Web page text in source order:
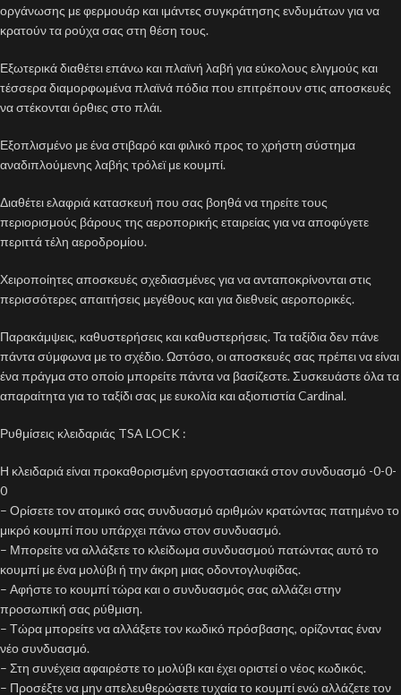
οργάνωσης με φερμουάρ και ιμάντες συγκράτησης ενδυμάτων για να
κρατούν τα ρούχα σας στη θέση τους.
Εξωτερικά διαθέτει επάνω και πλαϊνή λαβή για εύκολους ελιγμούς και
τέσσερα διαμορφωμένα πλαϊνά πόδια που επιτρέπουν στις αποσκευές
να στέκονται όρθιες στο πλάι.
Εξοπλισμένο με ένα στιβαρό και φιλικό προς το χρήστη σύστημα
αναδιπλούμενης λαβής τρόλεϊ με κουμπί.
Διαθέτει ελαφριά κατασκευή που σας βοηθά να τηρείτε τους
περιορισμούς βάρους της αεροπορικής εταιρείας για να αποφύγετε
περιττά τέλη αεροδρομίου.
Χειροποίητες αποσκευές σχεδιασμένες για να ανταποκρίνονται στις
περισσότερες απαιτήσεις μεγέθους και για διεθνείς αεροπορικές.
Παρακάμψεις, καθυστερήσεις και καθυστερήσεις. Τα ταξίδια δεν πάνε
πάντα σύμφωνα με το σχέδιο. Ωστόσο, οι αποσκευές σας πρέπει να είναι
ένα πράγμα στο οποίο μπορείτε πάντα να βασίζεστε. Συσκευάστε όλα τα
απαραίτητα για το ταξίδι σας με ευκολία και αξιοπιστία Cardinal.
Ρυθμίσεις κλειδαριάς TSA LOCK :
Η κλειδαριά είναι προκαθορισμένη εργοστασιακά στον συνδυασμό -0-0-
0
– Ορίσετε τον ατομικό σας συνδυασμό αριθμών κρατώντας πατημένο το
μικρό κουμπί που υπάρχει πάνω στον συνδυασμό.
– Μπορείτε να αλλάξετε το κλείδωμα συνδυασμού πατώντας αυτό το
κουμπί με ένα μολύβι ή την άκρη μιας οδοντογλυφίδας.
– Αφήστε το κουμπί τώρα και ο συνδυασμός σας αλλάζει στην
προσωπική σας ρύθμιση.
– Τώρα μπορείτε να αλλάξετε τον κωδικό πρόσβασης, ορίζοντας έναν
νέο συνδυασμό.
– Στη συνέχεια αφαιρέστε το μολύβι και έχει οριστεί ο νέος κωδικός.
– Προσέξτε να μην απελευθερώσετε τυχαία το κουμπί ενώ αλλάζετε τον